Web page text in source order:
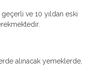
ve 10 yıldan eski
alınacak yemeklerde,